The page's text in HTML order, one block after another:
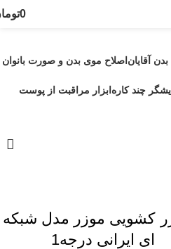
0
آقایاناصلاح موی بدن و صورت بانوان
چند کارهابزار مراقبت از پوست
کشویی موزر مدل شبکه
ای ایرانی درجه1